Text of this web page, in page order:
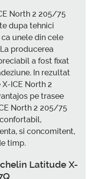
North 2 205/75
dupa tehnici
unele din cele
producerea
a fost fixat
In rezultat
ICE North 2
pe trasee
North 2 205/75
si concomitent,
timp.
Latitude X-